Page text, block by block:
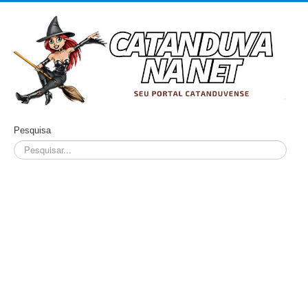
Pesquisa